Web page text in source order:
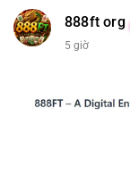
#mucgia64963
#vlikevn #titanbot
888ft org
5 giờ